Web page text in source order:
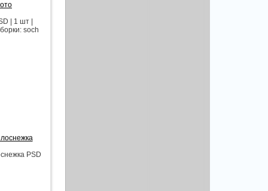
| 1 шт |
soch
PSD